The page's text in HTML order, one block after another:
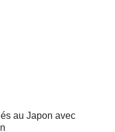
au Japon avec